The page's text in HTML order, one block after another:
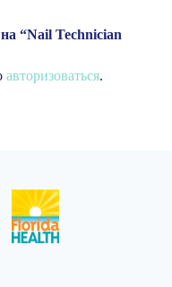
“Nail Technician
авторизоваться.